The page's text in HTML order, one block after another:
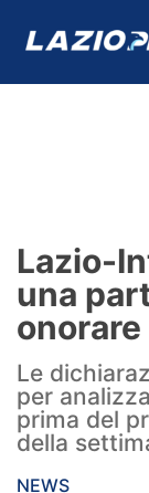
Formello
Infortuni
Primavera
Lazio
Lazio-
una
Le
per
prima del
della
NEWS